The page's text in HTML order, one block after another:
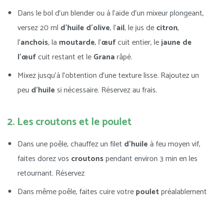
Dans le bol d’un blender ou à l’aide d’un mixeur plongeant,
versez 20 ml d’huile d’olive, l’ail, le jus decitron,
l’anchois, la moutarde, l’œufcuit entier, lejaune de
l’œufcuit restant et leGranarâpé.
Mixez jusqu’à l’obtention d’une texture lisse. Rajoutez un
peu d’huilesi nécessaire. Réservez au frais.
2. Les croutons et le poulet
Dans une poêle, chauffez un filet d’huileà feu moyen vif,
faites dorez vos croutonspendant environ 3 min en les
retournant. Réservez
Dans même poêle, faites cuire votrepouletpréalablement